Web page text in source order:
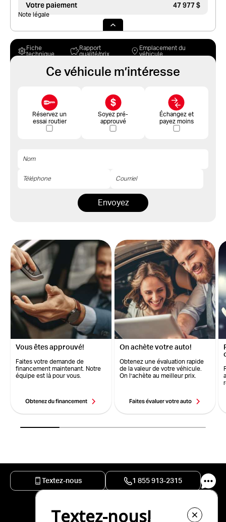
Votre paiement 47 977 $
Note légale
Fiche
technique
Rapport
qualité/prix
Emplacement du
véhicule
Ce véhicule m’intéresse
Réservez un
essai routier
Soyez pré-
approuvé
Échangez et
payez moins
Envoyez
Vous êtes approuvé!
Faites votre demande de
financement maintenant. Notre
équipe est là pour vous.
Obtenez du financement
On achète votre auto!
Obtenez une évaluation rapide
de la valeur de votre véhicule.
On l’achète au meilleur prix.
Faites évaluer votre auto
Textez-nous 1 855 913-2315